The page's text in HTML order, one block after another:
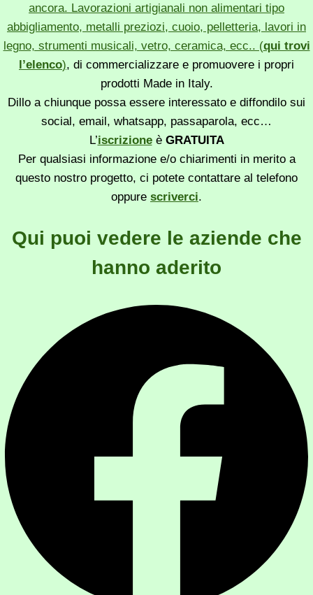
ancora. Lavorazioni artigianali non alimentari tipo
abbigliamento, metalli preziozi, cuoio, pelletteria, lavori in
legno, strumenti musicali, vetro, ceramica, ecc.. (qui trovi
l’elenco), di commercializzare e promuovere i propri
prodotti Made in Italy.
Dillo a chiunque possa essere interessato e diffondilo sui
social, email, whatsapp, passaparola, ecc…
L’iscrizioneè GRATUITA
Per qualsiasi informazione e/o chiarimenti in merito a
questo nostro progetto, ci potete contattare al telefono
oppure scriverci.
Qui puoi vedere le aziende che
hanno aderito